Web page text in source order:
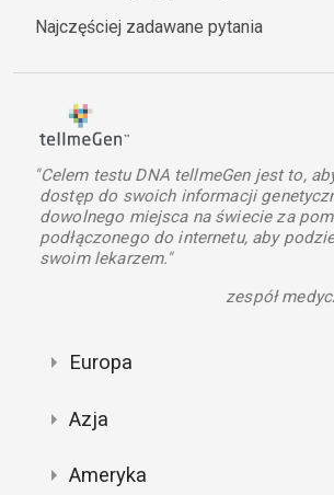
Najczęściej zadawane pytania
"Celem testu DNA tellmeGen jest to,
dostęp do swoich informacji
dowolnego miejsca na świecie za
podłączonego do internetu, aby
swoim lekarzem."
zespół
Europa
Azja
Ameryka